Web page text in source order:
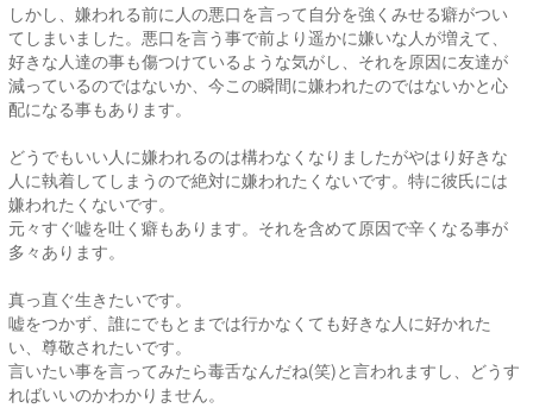
しかし、嫌われる前に人の悪口を言って自分を強くみせる癖がつい
てしまいました。悪口を言う事で前より遥かに嫌いな人が増えて、
好きな人達の事も傷つけているような気がし、それを原因に友達が
減っているのではないか、今この瞬間に嫌われたのではないかと心
配になる事もあります。
どうでもいい人に嫌われるのは構わなくなりましたがやはり好きな
人に執着してしまうので絶対に嫌われたくないです。特に彼氏には
嫌われたくないです。
元々すぐ嘘を吐く癖もあります。それを含めて原因で辛くなる事が
多々あります。
真っ直ぐ生きたいです。
嘘をつかず、誰にでもとまでは行かなくても好きな人に好かれた
い、尊敬されたいです。
言いたい事を言ってみたら毒舌なんだね(笑)と言われますし、どうす
ればいいのかわかりません。